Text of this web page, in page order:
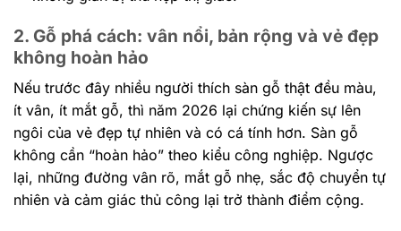
2. Gỗ phá cách: vân nổi, bản rộng và vẻ đẹp
không hoàn hảo
Nếu trước đây nhiều người thích sàn gỗ thật đều màu,
ít vân, ít mắt gỗ, thì năm 2026 lại chứng kiến sự lên
ngôi của vẻ đẹp tự nhiên và có cá tính hơn. Sàn gỗ
không cần “hoàn hảo” theo kiểu công nghiệp. Ngược
lại, những đường vân rõ, mắt gỗ nhẹ, sắc độ chuyển tự
nhiên và cảm giác thủ công lại trở thành điểm cộng.